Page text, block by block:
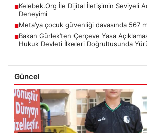
■Kelebek.Org İle Dijital İletişimin Seviyeli
Deneyimi
■Meta’ya çocuk güvenliği davasında 567
■Bakan Gürlek’ten Çerçeve Yasa
Hukuk Devleti İlkeleri Doğrultusunda
Güncel